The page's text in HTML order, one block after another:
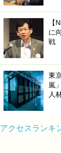
【
に
戦
東
嵐
人
アクセスランキ